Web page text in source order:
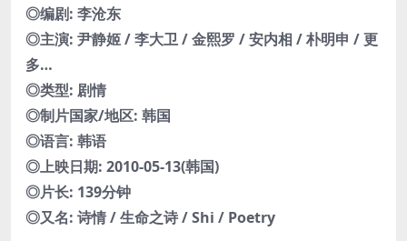
◎编剧: 李沧东
◎主演: 尹静姬 / 李大卫 / 金熙罗 / 安内相 / 朴明申 / 更
多…
◎类型: 剧情
◎制片国家/地区: 韩国
◎语言: 韩语
◎上映日期: 2010-05-13(韩国)
◎片长: 139分钟
◎又名: 诗情 / 生命之诗 / Shi / Poetry